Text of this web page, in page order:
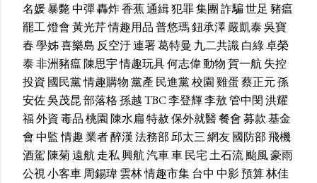
名媛暴斃中彈轟炸香蕉通緝犯罪集團詐騙世足 豬瘟
罷工燈會黃光芹情趣用品普悠瑪鈕承澤嚴凱泰吳寶
春學姊喜樂島 反空汙連署葛特曼 九二共識白綠卓榮
泰非洲豬瘟陳思宇情趣玩具何志偉動物賀一航失控
投資 國民黨情趣購物黨產 民進黨校園雞蛋蔡正元孫
安佐吳茂昆部落格孫越TBC李登輝李敖管中閔洪耀
福外資毒品桃園陳水扁特赦保外就醫餐會募款基金
會中監情趣業者醉漢法務部邱太三網友國防部飛機
酒駕陳菊遠航走私興航汽車車民宅土石流颱風豪雨
公視小客車周錫瑋雲林情趣市集台中 中影預算林佳